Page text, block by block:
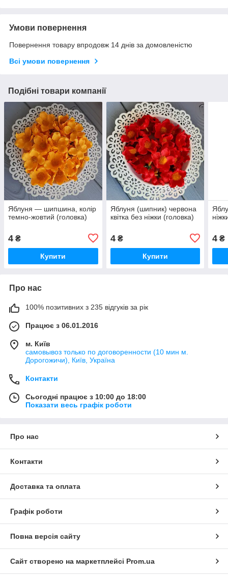
Умови повернення
Повернення товару впродовж 14 днів за домовленістю
Всі умови повернення
Подібні товари компанії
Яблуня — шипшина, колір
темно-жовтий (головка)
4 ₴
Купити
Яблуня (шипник) червона
квітка без ніжки (головка)
4₴
Купити
4 ₴
Про нас
100% позитивних з 235 відгуків за рік
Працює з 06.01.2016
м. Київ
самовывоз только по договоренности (10 мин м.
Дорогожичи), Київ, Україна
Контакти
Сьогодні працює з 10:00 до 18:00
Показати весь графік роботи
Про нас
Контакти
Доставка та оплата
Графік роботи
Повна версія сайту
Сайт створено на маркетплейсі Prom.ua